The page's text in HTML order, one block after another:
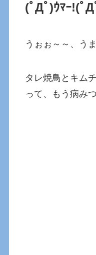
(ﾟДﾟ)ｳﾏｰ!(ﾟД
うぉぉ～～、う
タレ焼鳥とキム
って、もう病み